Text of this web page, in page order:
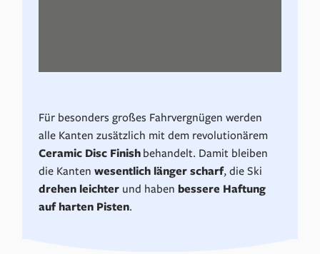
Für besonders großes Fahrvergnügen werden
alle Kanten zusätzlich mit dem revolutionärem
Ceramic Disc Finishbehandelt. Damit bleiben
die Kantenwesentlich längerscharf, die Ski
drehen leichter und haben bessere Haftung
auf harten Pisten.